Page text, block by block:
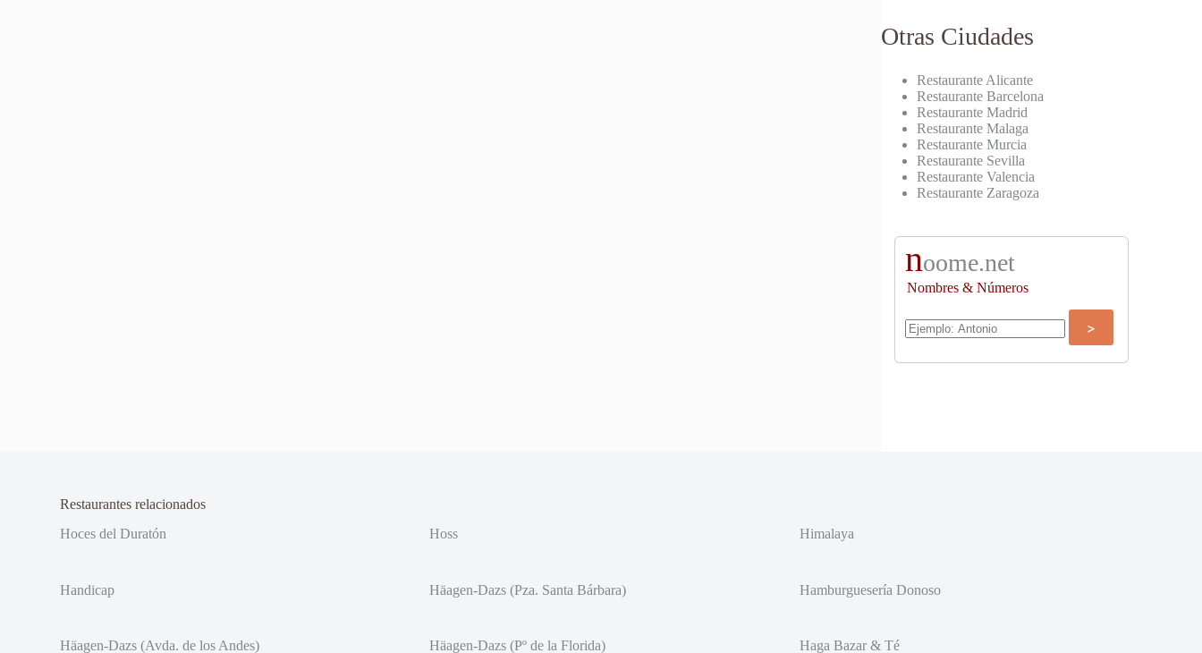
Otras Ciudades
Restaurante Alicante
Restaurante Barcelona
Restaurante Madrid
Restaurante Malaga
Restaurante Murcia
Restaurante Sevilla
Restaurante Valencia
Restaurante Zaragoza
noome.net
Nombres & Números
Restaurantes relacionados
Hoces del Duratón
Hoss Himalaya
Handicap Häagen-Dazs (Pza. Santa Bárbara) Hamburguesería Donoso
Häagen-Dazs (Avda. de los Andes) Häagen-Dazs (Pº de la Florida) Haga Bazar & Té